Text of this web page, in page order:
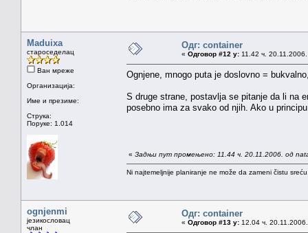
Maduixa
староседелац
Ван мреже
Организација:
Име и презиме:
Струка:
Поруке: 1.014
Одг: container
« Одговор #12 у: 11.42 ч.
Ognjene, mnogo puta je doslovno =
S druge strane, postavlja se pitanje da li na
posebno ima za svako od njih. Ako u
« Задњи пут промењено: 11.44 ч. 20.11.2006. од
Ni najtemeljnije planiranje ne može da zameni čistu
ognjenmi
језикословац
члан
Одг: container
« Одговор #13 у: 12.04 ч.